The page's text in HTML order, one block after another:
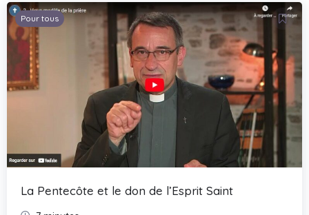
Pour tous
La Pentecôte et le don de l’Esprit Saint